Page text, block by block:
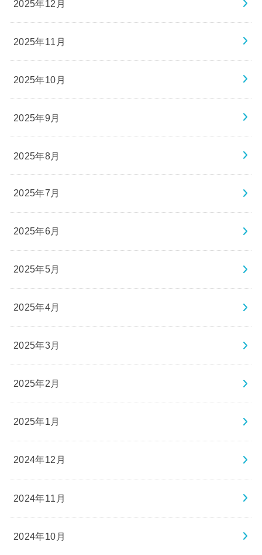
2025年12月
2025年11月
2025年10月
2025年9月
2025年8月
2025年7月
2025年6月
2025年5月
2025年4月
2025年3月
2025年2月
2025年1月
2024年12月
2024年11月
2024年10月